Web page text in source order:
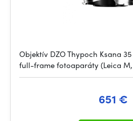
Objektív DZO Thypoch Ksana
full-frame fotoaparáty (Leica
651 €